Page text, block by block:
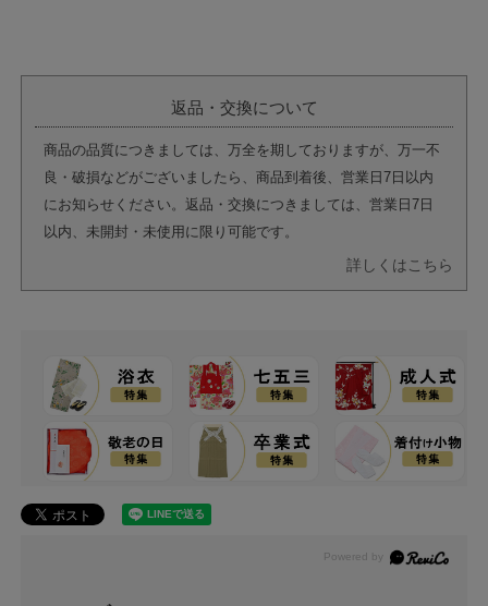
返品・交換について
商品の品質につきましては、万全を期しておりますが、万一不
良・破損などがございましたら、商品到着後、営業日7日以内
にお知らせください。返品・交換につきましては、営業日7日
以内、未開封・未使用に限り可能です。
詳しくはこちら